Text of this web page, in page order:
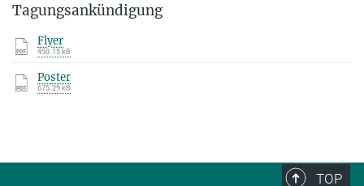
Tagungsankündigung
Flyer
450.15 kB
Poster
675.29 kB
TOP